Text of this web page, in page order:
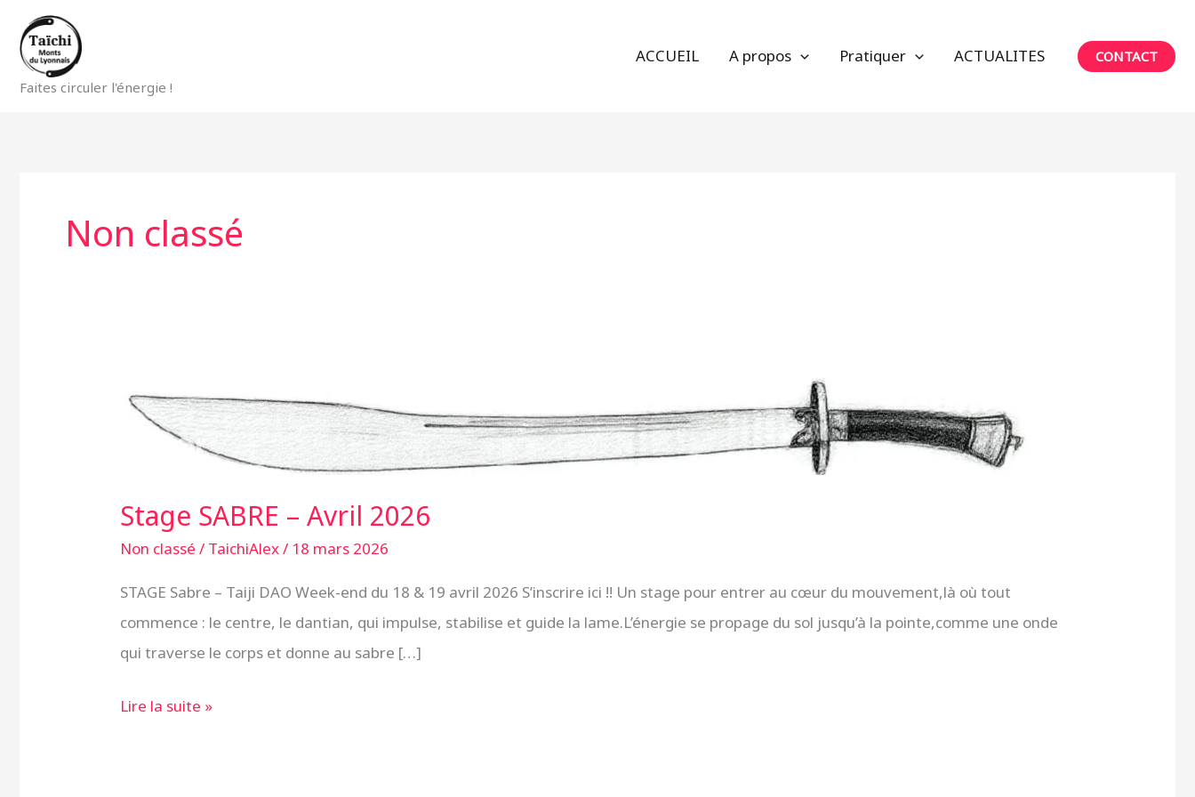
contenu
Faites circuler l'énergie !
ACCUEIL A propos Pratiquer ACTUALITES CONTACT
Non classé
Stage SABRE – Avril 2026
Non classé / TaichiAlex/ 18 mars 2026
STAGE Sabre – Taiji DAO Week-end du 18 & 19 avril 2026 S’inscrire ici !! Un stage pour entrer au cœur du mouvement,là où tout
commence : le centre, le dantian, qui impulse, stabilise et guide la lame.L’énergie se propage du sol jusqu’à la pointe,comme une onde
qui traverse le corps et donne au sabre […]
Stage
SABRE
2026
Lire la suite »